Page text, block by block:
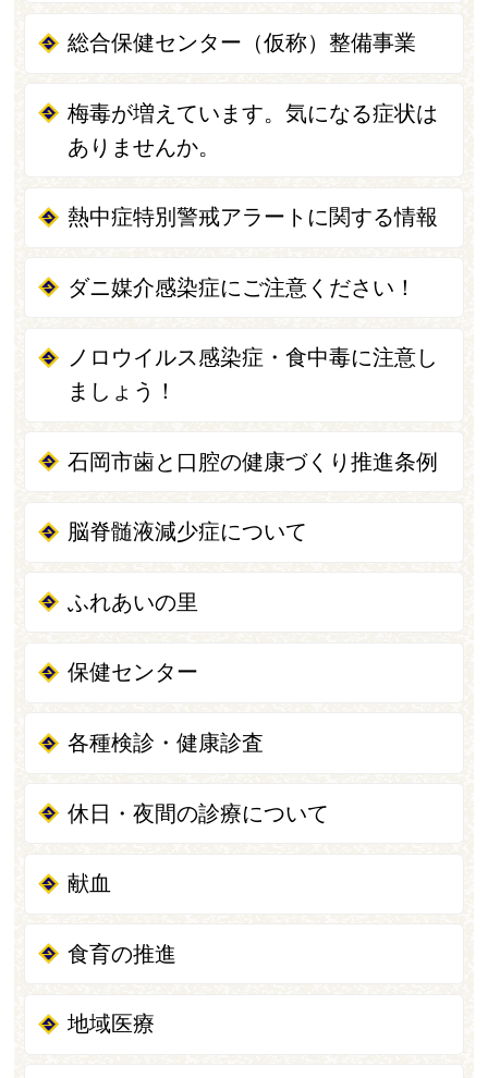
総合保健センター（仮称）整備事業
梅毒が増えています。気になる症状は
ありませんか。
熱中症特別警戒アラートに関する情報
ダニ媒介感染症にご注意ください！
ノロウイルス感染症・食中毒に注意し
ましょう！
石岡市歯と口腔の健康づくり推進条例
脳脊髄液減少症について
ふれあいの里
保健センター
各種検診・健康診査
休日・夜間の診療について
献血
食育の推進
地域医療